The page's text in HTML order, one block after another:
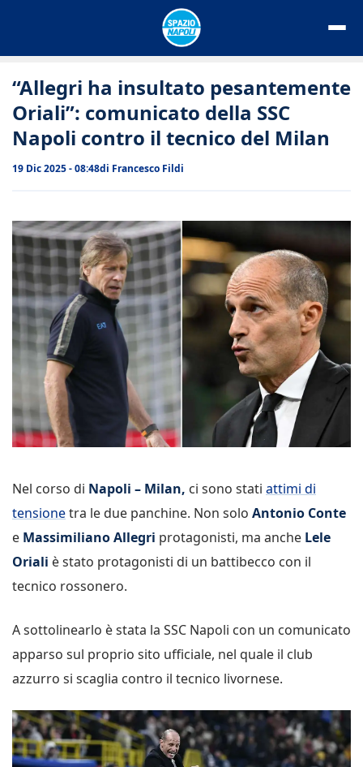
“Allegri ha insultato pesantemente
Oriali”: comunicato della SSC
Napoli contro il tecnico del Milan
19 Dic 2025 - 08:48di Francesco Fildi
Nel corso di Napoli – Milan, ci sono stati attimi di
tensionetra le due panchine. Non solo Antonio Conte
e Massimiliano Allegri protagonisti, ma anche Lele
Oriali è stato protagonisti di un battibecco con il
tecnico rossonero.
A sottolinearlo è stata la SSC Napoli con un comunicato
apparso sul proprio sito ufficiale, nel quale il club
azzurro si scaglia contro il tecnico livornese.